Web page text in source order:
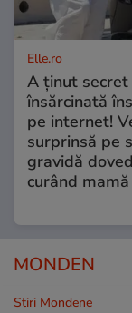
Elle.ro
A ținut
însărcinată
pe internet!
surprinsă pe
gravidă
curând mamă
MONDEN
Stiri Mondene